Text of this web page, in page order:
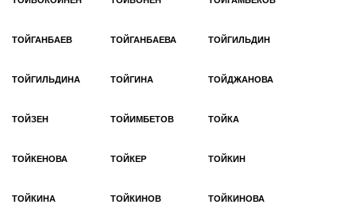
ТОЙГАНБАЕВ ТОЙГАНБАЕВА ТОЙГИЛЬДИН
ТОЙГИЛЬДИНА ТОЙГИНА ТОЙДЖАНОВА
ТОЙЗЕН ТОЙИМБЕТОВ ТОЙКА
ТОЙКЕНОВА ТОЙКЕР ТОЙКИН
ТОЙКИНА ТОЙКИНОВ ТОЙКИНОВА